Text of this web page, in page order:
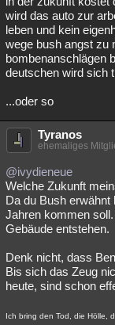
wird das auto zur
leben und kein
wege bush angst zu
bombenanschlägen
deutschen wird sich
...oder so
Tyranos
ehemaliges
@ivydieneue
Welche Zukunft
Da du Bush
Jahren kommen
Gebäude entstehen.
Denk nicht, dass
Bis sich das Zeug
heute, sind schon
Ich bring den Tod, die Hölle,